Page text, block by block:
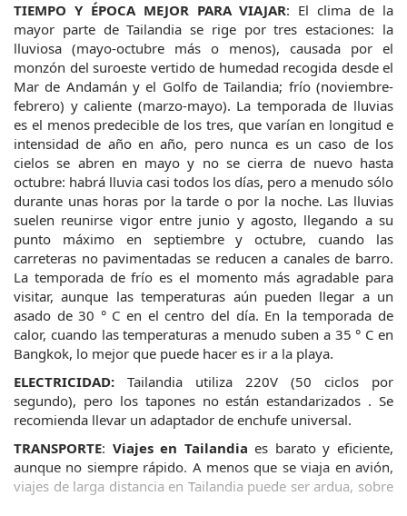
TIEMPO Y ÉPOCA MEJOR PARA VIAJAR: El clima de la
mayor parte de Tailandia se rige por tres estaciones: la
lluviosa (mayo-octubre más o menos), causada por el
monzón del suroeste vertido de humedad recogida desde el
Mar de Andamán y el Golfo de Tailandia; frío (noviembre-
febrero) y caliente (marzo-mayo). La temporada de lluvias
es el menos predecible de los tres, que varían en longitud e
intensidad de año en año, pero nunca es un caso de los
cielos se abren en mayo y no se cierra de nuevo hasta
octubre: habrá lluvia casi todos los días, pero a menudo sólo
durante unas horas por la tarde o por la noche. Las lluvias
suelen reunirse vigor entre junio y agosto, llegando a su
punto máximo en septiembre y octubre, cuando las
carreteras no pavimentadas se reducen a canales de barro.
La temporada de frío es el momento más agradable para
visitar, aunque las temperaturas aún pueden llegar a un
asado de 30 ° C en el centro del día. En la temporada de
calor, cuando las temperaturas a menudo suben a 35 ° C en
Bangkok, lo mejor que puede hacer es ir a la playa.
ELECTRICIDAD: Tailandia utiliza 220V (50 ciclos por
segundo), pero los tapones no están estandarizados . Se
recomienda llevar un adaptador de enchufe universal.
TRANSPORTE: Viajes en Tailandia es barato y eficiente,
aunque no siempre rápido. A menos que se viaja en avión,
viajes de larga distancia en Tailandia puede ser ardua, sobre